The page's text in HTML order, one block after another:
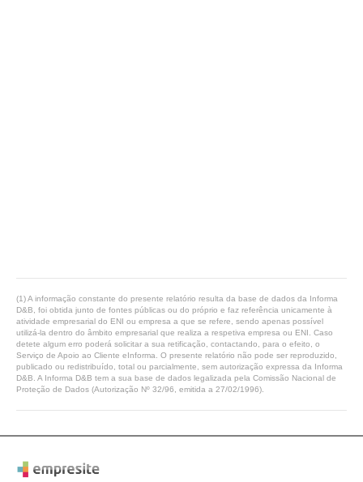
(1) A informação constante do presente relatório resulta da base de dados da Informa
D&B, foi obtida junto de fontes públicas ou do próprio e faz referência unicamente à
atividade empresarial do ENI ou empresa a que se refere, sendo apenas possível
utilizá-la dentro do âmbito empresarial que realiza a respetiva empresa ou ENI. Caso
detete algum erro poderá solicitar a sua retificação, contactando, para o efeito, o
Serviço de Apoio ao Cliente eInforma. O presente relatório não pode ser reproduzido,
publicado ou redistribuído, total ou parcialmente, sem autorização expressa da Informa
D&B. A Informa D&B tem a sua base de dados legalizada pela Comissão Nacional de
Proteção de Dados (Autorização Nº 32/96, emitida a 27/02/1996).